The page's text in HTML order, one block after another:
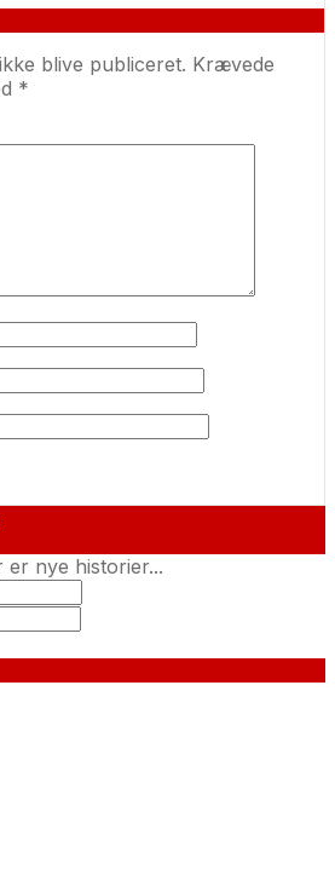
blive publiceret. Krævede
*
er nye historier...